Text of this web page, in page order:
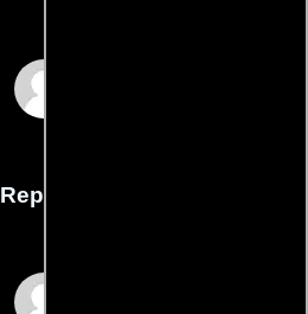
Reparto